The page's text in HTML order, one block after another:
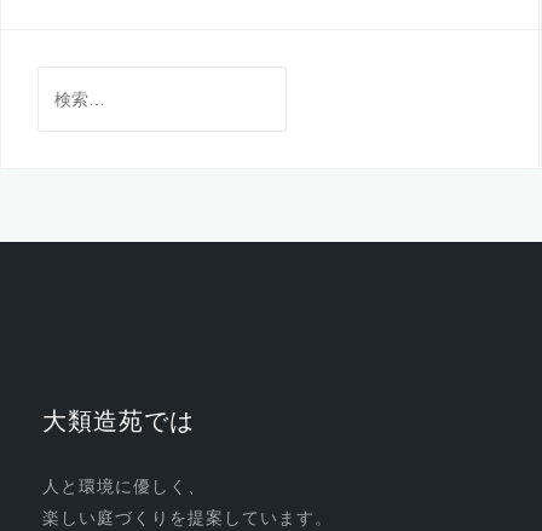
索:
大類造苑では
人と環境に優しく、
楽しい庭づくりを提案しています。